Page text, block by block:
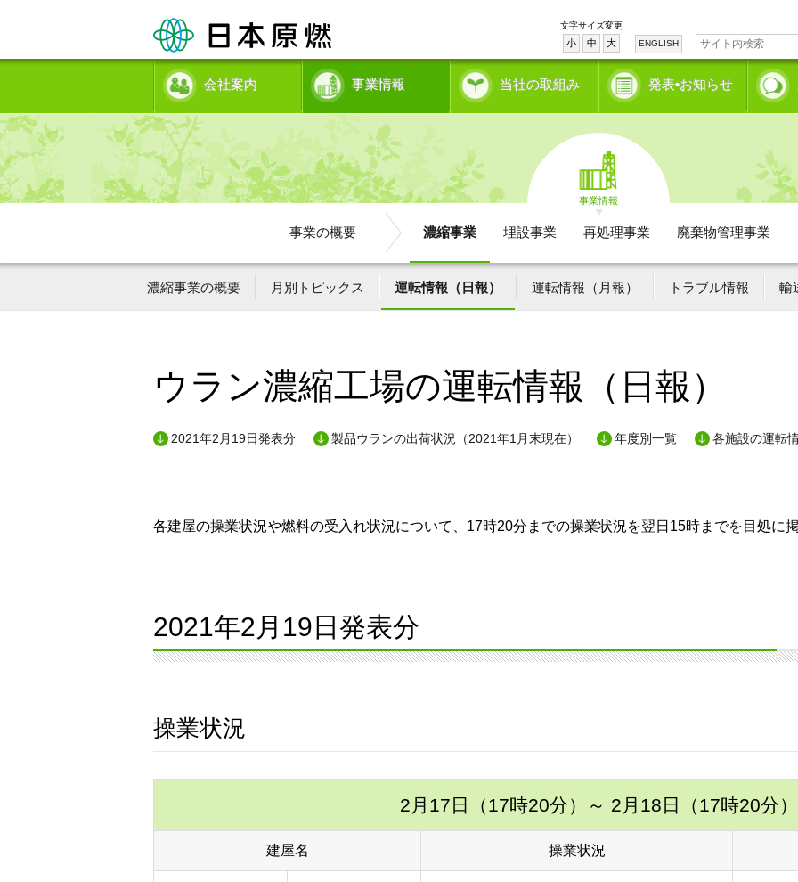
文字サイズ変更
小 中 大 ENGLISH
会社案内 事業情報 当社の取組み 発表•お知らせ
事業情報
事業の概要 濃縮事業 埋設事業 再処理事業 廃棄物管理事業
濃縮事業の概要 月別トピックス 運転情報（日報） 運転情報（月報） トラブル情報 輸
ウラン濃縮工場の運転情報（日報）
2021年2月19日発表分 製品ウランの出荷状況（2021年1月末現在） 年度別一覧 各施設の運転
各建屋の操業状況や燃料の受入れ状況について、17時20分までの操業状況を翌日15時までを目処に
2021年2月19日発表分
操業状況
2月17日（17時20分） ～ 2月18日（17時20分）
建屋名 操業状況